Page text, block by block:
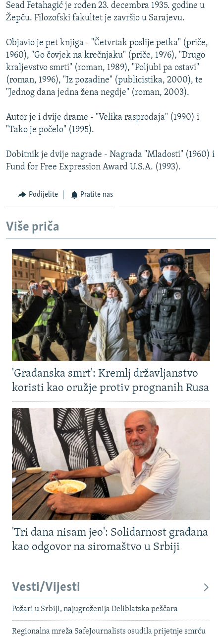
POPLAVE I KLIZIŠTA U BIH 2024.
POST SCRIPTUM
MOJA EVROPA
TRI DECENIJE OD RATA U BIH
NASTANAK I RASPAD JUGOSLAVIJE
Sead Fetahagić je rođen 23. decembra 1935. godine u
Žepču. Filozofski fakultet je završio u Sarajevu.
Objavio je pet knjiga - "Četvrtak poslije petka" (priče,
1960), "Go čovjek na krečnjaku" (priče, 1976), "Drugo
kraljevstvo smrti" (roman, 1989), "Poljubi pa ostavi"
(roman, 1996), "Iz pozadine" (publicistika, 2000), te
"Jednog dana jedna žena negdje" (roman, 2003).
Autor je i dvije drame - "Velika rasprodaja" (1990) i
"Tako je počelo" (1995).
Dobitnik je dvije nagrade - Nagrada "Mladosti" (1960) i
Fund for Free Expression Award U.S.A. (1993).
Podijelite Pratite nas
Više priča
'Građanska smrt': Kremlj državljanstvo
koristi kao oružje protiv prognanih Rusa
'Tri dana nisam jeo': Solidarnost građana
kao odgovor na siromaštvo u Srbiji
Vesti/Vijesti
Požari u Srbiji, najugroženija Deliblatska peščara
Regionalna mreža SafeJournalists osudila prijetnje smrću